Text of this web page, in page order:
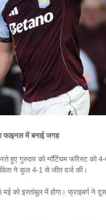
फाइनल में बनाई जगह
हुए गुरुवार को नॉटिंघम फॉरेस्ट को
ने कुल 4-1 से जीत दर्ज की।
को इस्तांबुल में होगा। फ्राइबर्ग ने